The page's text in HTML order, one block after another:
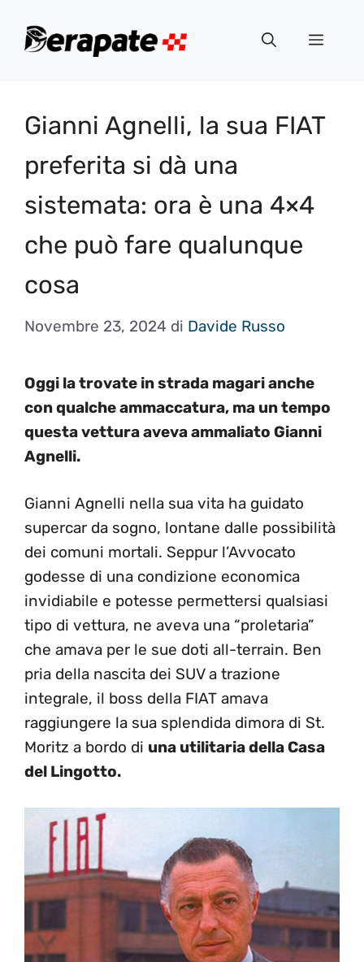
Menu
Gianni Agnelli, la sua FIAT
preferita si dà una
sistemata: ora è una 4×4
che può fare qualunque
cosa
Novembre 23, 2024 di Davide Russo
Oggi la trovate in strada magari anche
con qualche ammaccatura, ma un tempo
questa vettura aveva ammaliato Gianni
Agnelli.
Gianni Agnelli nella sua vita ha guidato
supercar da sogno, lontane dalle possibilità
dei comuni mortali. Seppur l’Avvocato
godesse di una condizione economica
invidiabile e potesse permettersi qualsiasi
tipo di vettura, ne aveva una “proletaria”
che amava per le sue doti all-terrain. Ben
pria della nascita dei SUV a trazione
integrale, il boss della FIAT amava
raggiungere la sua splendida dimora di St.
Moritz a bordo di una utilitaria della Casa
del Lingotto.